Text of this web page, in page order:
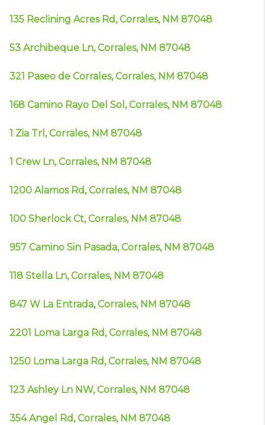
135 Reclining Acres Rd, Corrales, NM 87048
53 Archibeque Ln, Corrales, NM 87048
321 Paseo de Corrales, Corrales, NM 87048
168 Camino Rayo Del Sol, Corrales, NM 87048
1 Zia Trl, Corrales, NM 87048
1 Crew Ln, Corrales, NM 87048
1200 Alamos Rd, Corrales, NM 87048
100 Sherlock Ct, Corrales, NM 87048
957 Camino Sin Pasada, Corrales, NM 87048
118 Stella Ln, Corrales, NM 87048
847 W La Entrada, Corrales, NM 87048
2201 Loma Larga Rd, Corrales, NM 87048
1250 Loma Larga Rd, Corrales, NM 87048
123 Ashley Ln NW, Corrales, NM 87048
354 Angel Rd, Corrales, NM 87048